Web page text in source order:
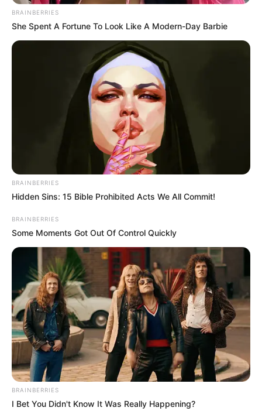
BRAINBERRIES
She Spent A Fortune To Look Like A Modern-Day Barbie
BRAINBERRIES
Hidden Sins: 15 Bible Prohibited Acts We All Commit!
BRAINBERRIES
Some Moments Got Out Of Control Quickly
BRAINBERRIES
I Bet You Didn't Know It Was Really Happening?